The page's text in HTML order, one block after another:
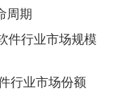
周期
件行业市场规模
行业市场份额